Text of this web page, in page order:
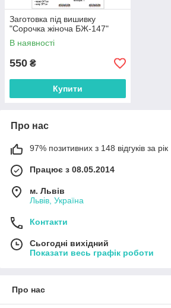
Заготовка під вишивку
"Сорочка жіноча БЖ-147"
В наявності
550 ₴
Купити
Про нас
97% позитивних з 148 відгуків за рік
Працює з 08.05.2014
м. Львів
Львів, Україна
Контакти
Сьогодні вихідний
Показати весь графік роботи
Про нас